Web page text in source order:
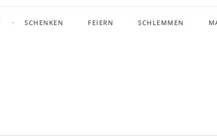
SCHENKEN FEIERN SCHLEMMEN